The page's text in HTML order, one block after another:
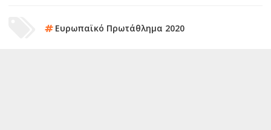
Ευρωπαϊκό Πρωτάθλημα 2020